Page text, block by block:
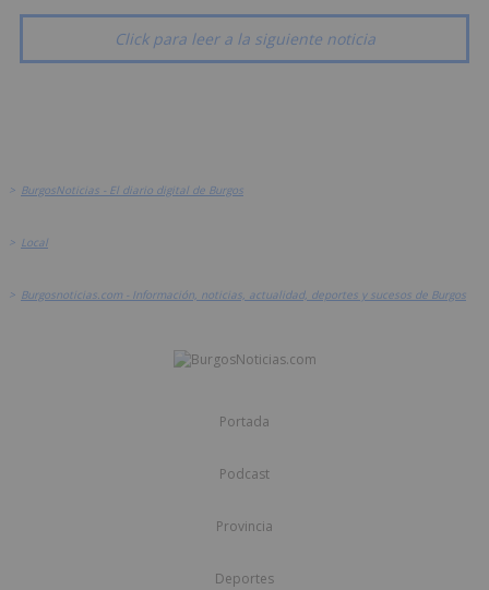
Click para leer a la siguiente noticia
> BurgosNoticias - El diario digital de Burgos
> Local
> Burgosnoticias.com - Información, noticias, actualidad, deportes y sucesos de Burgos
Portada
Podcast
Provincia
Deportes